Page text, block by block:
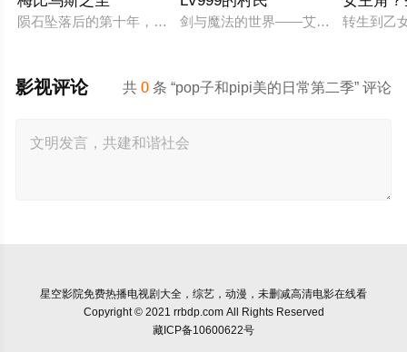
陨石坠落后的第十年，由于巨大结晶释放出的神秘粒子“梅比乌
剑与魔法的世界——艾斯克里亚。在
转生到乙
共0 条 “pop子和pipi美的日常第二季” 评论
影视评论
星空影院免费热播电视剧大全，综艺，动漫，未删减高清电影在线看
Copyright © 2021 rrbdp.com All Rights Reserved
藏ICP备10600622号